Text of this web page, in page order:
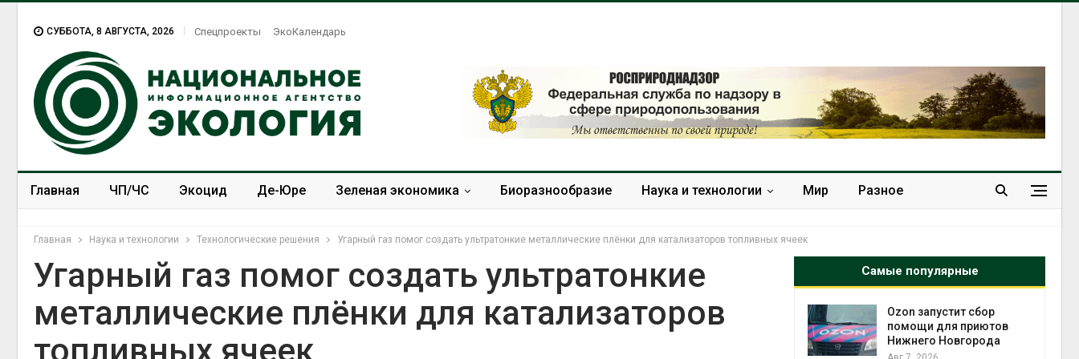
СУББОТА, 8 АВГУСТА, 2026 Спецпроекты ЭкоКалендарь
Главная ЧП/ЧС Экоцид Де-Юре Зеленая экономика Биоразнообразие Наука и технологии Мир Разное
Главная Наука и технологии Технологические решения Угарный газ помог создать ультратонкие металлические плёнки для катализаторов топливных ячеек
Угарный газ помог создать ультратонкие
металлические плёнки для катализаторов
топливных ячеек
Самые популярные
Солнечные панели над
каналами позволяют
Региональный
экологический контроль
Ozon запустит сбор
помощи для приютов
Нижнего Новгорода